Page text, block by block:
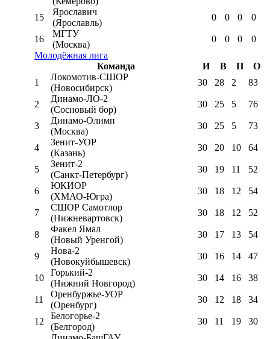
15
Ярославич
(Ярославль)
0 0 0 0
16
МГТУ
(Москва)
0 0 0
0
Молодёжная лига
Команда
И В П
О
1
Локомотив-CШОР
(Новосибирск)
30 28 2 83
2
Динамо-ЛО-2
(Сосновый бор)
30 25 5 76
3
Динамо-Олимп
(Москва)
30 25 5 73
4
Зенит-УОР
(Казань)
30 20 10 64
5
Зенит-2
(Санкт-Петербург)
30 19 11 52
6
ЮКИОР
(ХМАО-Югра)
30 18 12 54
7
СШОР Самотлор
(Нижневартовск)
30 18 12 52
8
Факел Ямал
(Новый Уренгой)
30 17 13 54
9
Нова-2
(Новокуйбышевск)
30 16 14 47
10
Горький-2
(Нижний Новгород)
30 14 16 38
11
Оренбуржье-УОР
(Оренбург)
30 12 18 34
12
Белогорье-2
(Белгород)
30 11 19 30